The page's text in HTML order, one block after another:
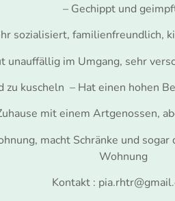
– Gechippt und
sozialisiert, familienfreundlich,
unauffällig im Umgang, sehr
zu kuscheln – Hat einen hohen
mit einem Artgenossen,
macht Schränke und
Wohnung
Kontakt :